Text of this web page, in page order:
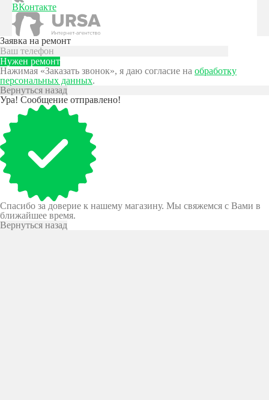
ВКонтакте
Заявка на ремонт
Нажимая «Заказать звонок», я даю согласие на обработку
персональных данных.
Вернуться назад
Ура! Сообщение отправлено!
Спасибо за доверие к нашему магазину. Мы свяжемся с Вами в
ближайшее время.
Вернуться назад